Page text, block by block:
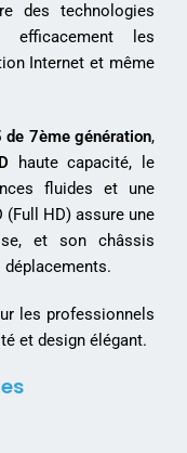
des technologies
efficacement les
Internet et même
de 7ème génération,
haute capacité, le
fluides et une
(Full HD) assure une
et son châssis
déplacements.
les professionnels
et design élégant.